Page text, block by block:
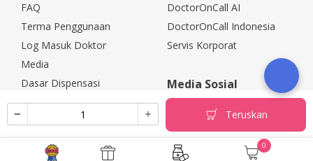
0
Teruskan
FAQ
Terma Penggunaan
Log Masuk Doktor
Media
Dasar Dispensasi
Kerjaya
Rakan Kongsi Korporat
Polisi Pemulangan
DoctorOnCall AI
DoctorOnCall Indonesia
Servis Korporat
Media Sosial